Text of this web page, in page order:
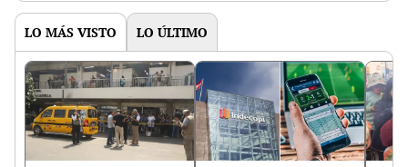
LO MÁS VISTO LO ÚLTIMO